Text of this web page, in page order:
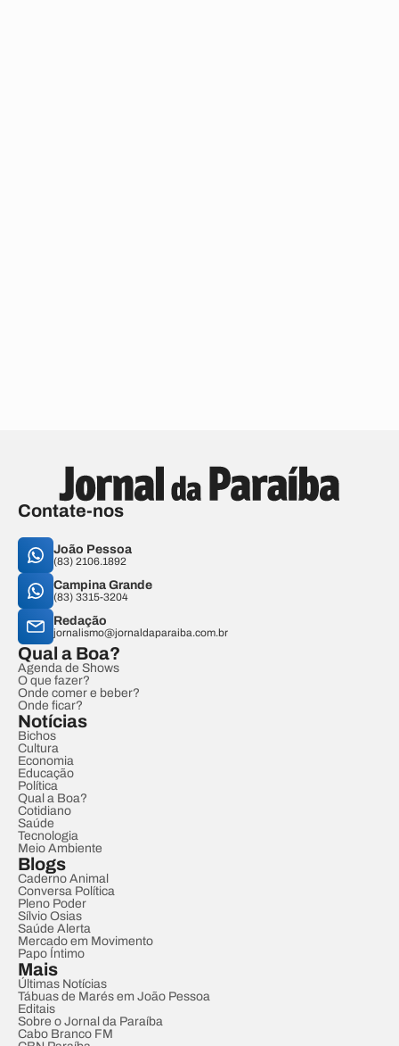
Contate-nos
João Pessoa
(83) 2106.1892
Campina Grande
(83) 3315-3204
Redação
jornalismo@jornaldaparaiba.com.br
Qual a Boa?
Agenda de Shows
O que fazer?
Onde comer e beber?
Onde ficar?
Notícias
Bichos
Cultura
Economia
Educação
Política
Qual a Boa?
Cotidiano
Saúde
Tecnologia
Meio Ambiente
Blogs
Caderno Animal
Conversa Política
Pleno Poder
Sílvio Osias
Saúde Alerta
Mercado em Movimento
Papo Íntimo
Mais
Últimas Notícias
Tábuas de Marés em João Pessoa
Editais
Sobre o Jornal da Paraíba
Cabo Branco FM